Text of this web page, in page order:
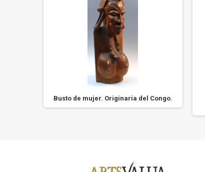
Busto de mujer. Originaria del Congo.